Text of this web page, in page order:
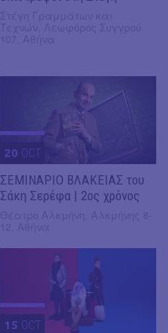
20 OCT
ΣΕΜΙΝΑΡΙΟ ΒΛΑΚΕΙΑΣ του
Σάκη Σερέφα | 2ος χρόνος
15 OCT